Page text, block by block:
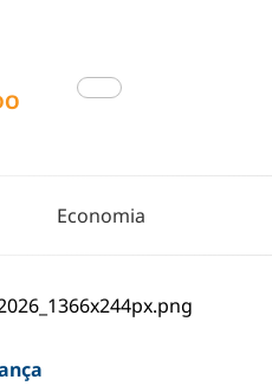
Economia